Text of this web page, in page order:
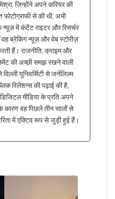
जिन्होंने अपने करियर की
से की थी, अभी
न्यूज़ में कंटेंट राइटर और रिसर्चर
वह ब्रेकिंग न्यूज़ और वेब स्टोरीज़
हैं। राजनीति, क्राइम और
की अच्छी समझ रखने वाली
दिल्ली यूनिवर्सिटी से जर्नलिज़्म
रिलेशन्स की पढ़ाई की है,
मीडिया के प्रति अपने
वह पिछले तीन सालों से
में एक्टिव रूप से जुड़ी हुई हैं।